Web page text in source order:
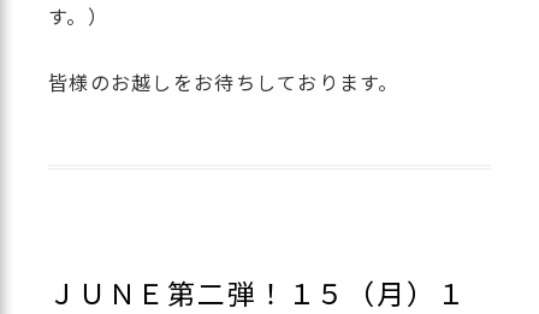
す。）
皆様のお越しをお待ちしております。
ＪＵＮＥ第二弾！１５（月）１